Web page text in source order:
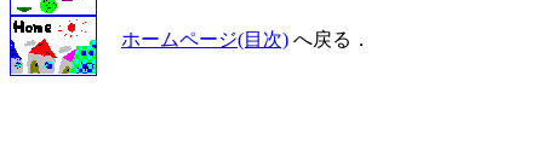
ホームページ(目次) へ戻る．